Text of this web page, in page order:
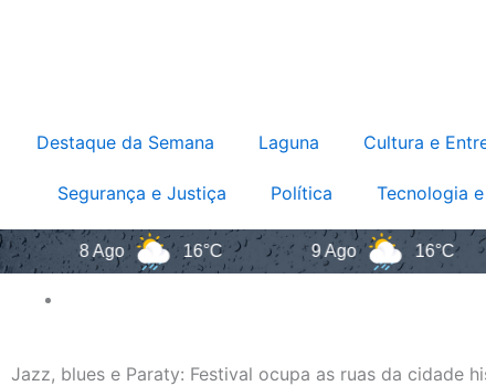
Destaque da Semana Laguna Cultura e
Segurança e Justiça Política Tecnologia
8 Ago 16°C 9 Ago 16°C
Jazz, blues e Paraty: Festival ocupa as ruas da cidade